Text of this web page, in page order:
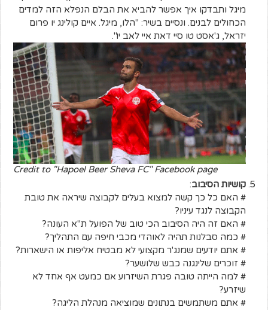
מיגל ותבדקו איך אפשר להביא את הבלם הנפלא הזה למדים
הכחולים לבנים. ונסיים בשיר: "הלו, מיגל. איים קולינג יו פרום
יזראל, ג'אסט טו סיי דאת איי לאב יו".
Credit to "Hapoel Beer Sheva FC" Facebook page
קושיות הסיבוב:
# האם כל כך קשה למצוא בעלים לקבוצה שיראה את טובת
הקבוצה לנגד עיניו?
# האם זה היה הסיבוב הכי טוב של הפועל ת"א העונה?
# כמה סבלנות תהיה לאוהדי מכבי חיפה עם התהליך?
# אתם יודעים שמנג'ר מקצועי לא מבטיח אליפות או הישארות?
# זוכרים שלינגנה כבש שלושער?
# למה הייתה טובה פגרת השיזרוע אם כמעט אף אחד לא
שיזרע?
# אתם משתמשים בנתונים שמוציאה מנהלת הליגה?